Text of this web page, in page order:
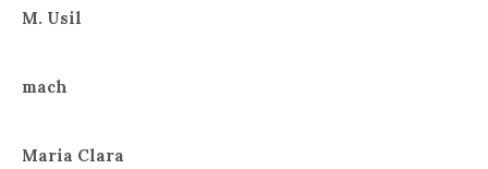
M. Usil
mach
Maria Clara